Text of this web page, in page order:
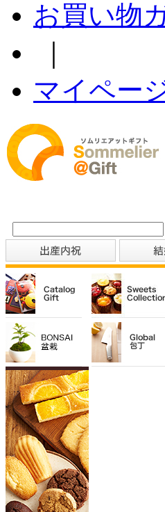
お買い物
マイペー